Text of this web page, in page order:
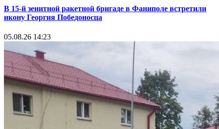
В 15-й зенитной ракетной бригаде в Фаниполе встретили
икону Георгия Победоносца
05.08.26 14:23